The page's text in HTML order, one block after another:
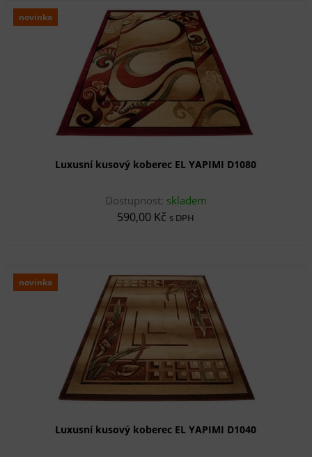
novinka
Luxusní kusový koberec EL YAPIMI D1080
Dostupnost: skladem
590,00 Kč s DPH
novinka
Luxusní kusový koberec EL YAPIMI D1040